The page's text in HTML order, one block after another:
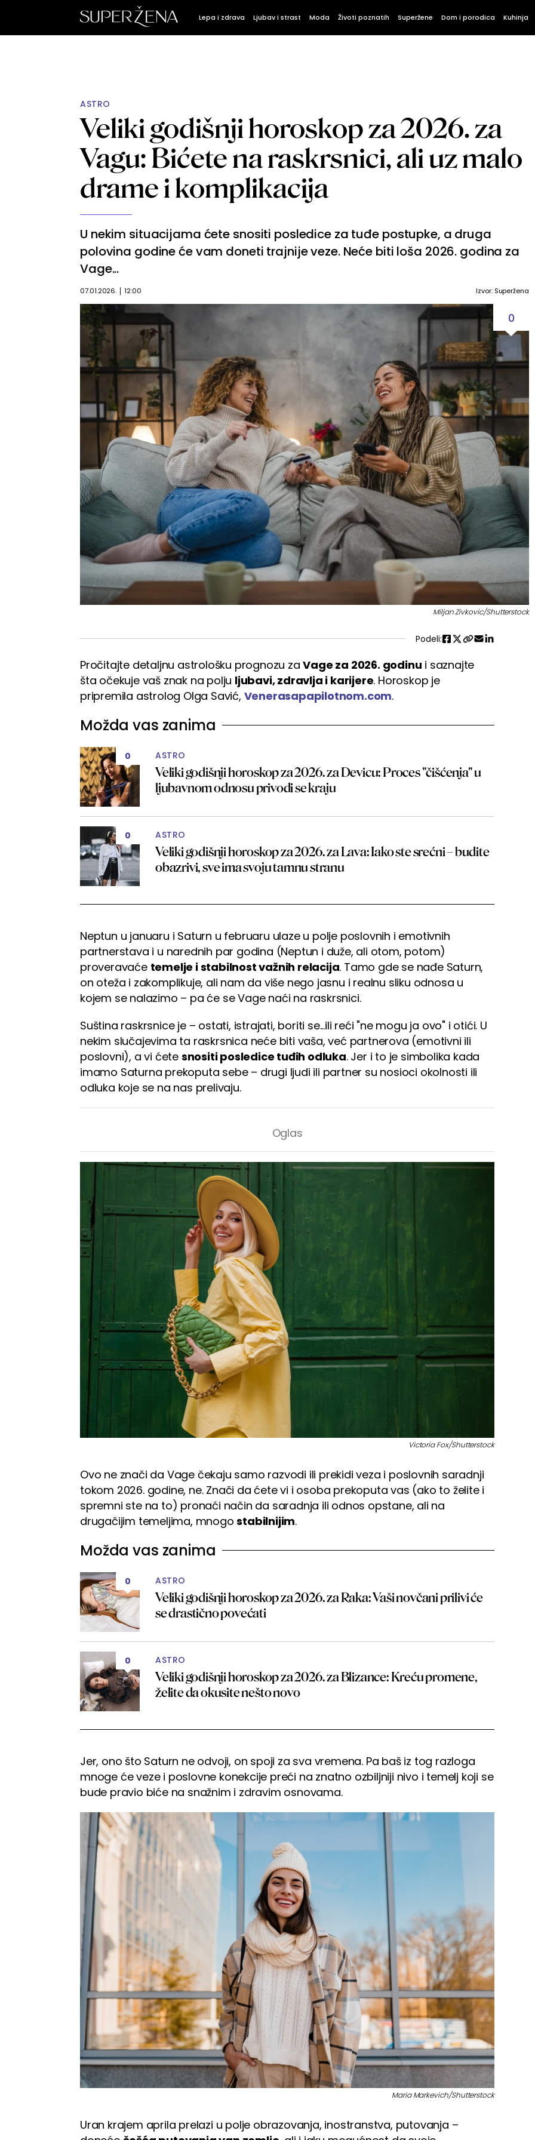
Lepa i zdrava Ljubav i strast Moda Životi poznatih Superžene Dom i porodica Kuhinja
ASTRO
Veliki godišnji horoskop za 2026. za
Vagu: Bićete na raskrsnici, ali uz malo
drame i komplikacija
U nekim situacijama ćete snositi posledice za tuđe postupke, a druga
polovina godine će vam doneti trajnije veze. Neće biti loša 2026. godina za
Vage...
07.01.2026. 12:00 Izvor: Superžena
0
Miljan Zivkovic/Shutterstock
Podeli:
Pročitajte detaljnu astrološku prognozu zaVage za 2026. godinu i saznajte
šta očekuje vaš znak na polju ljubavi, zdravlja i karijere. Horoskop je
pripremila astrolog Olga Savić, Venerasapapilotnom.com.
Možda vas zanima
0 ASTRO
Veliki godišnji horoskop za 2026. za Devicu: Proces "čišćenja" u
ljubavnom odnosu privodi se kraju
0 ASTRO
Veliki godišnji horoskop za 2026. za Lava: Iako ste srećni – budite
obazrivi, sve ima svoju tamnu stranu
Neptun u januaru i Saturn u februaru ulaze u polje poslovnih i emotivnih
partnerstava i u narednih par godina (Neptun i duže, ali otom, potom)
proveravaće temelje i stabilnost važnih relacija. Tamo gde se nađe Saturn,
on oteža i zakomplikuje, ali nam da više nego jasnu i realnu sliku odnosa u
kojem se nalazimo – pa će se Vage naći na raskrsnici.
Suština raskrsnice je – ostati, istrajati, boriti se...ili reći "ne mogu ja ovo" i otići. U
nekim slučajevima ta raskrsnica neće biti vaša, već partnerova (emotivni ili
poslovni), a vi ćete snositi posledice tuđih odluka. Jer i to je simbolika kada
imamo Saturna prekoputa sebe – drugi ljudi ili partner su nosioci okolnosti ili
odluka koje se na nas prelivaju.
Victoria Fox/Shutterstock
Ovo ne znači da Vage čekaju samo razvodi ili prekidi veza i poslovnih saradnji
tokom 2026. godine, ne. Znači da ćete vi i osoba prekoputa vas (ako to želite i
spremni ste na to) pronaći način da saradnja ili odnos opstane, ali na
drugačijim temeljima, mnogostabilnijim.
Možda vas zanima
0 ASTRO
Veliki godišnji horoskop za 2026. za Raka: Vaši novčani prilivi će
se drastično povećati
0 ASTRO
Veliki godišnji horoskop za 2026. za Blizance: Kreću promene,
želite da okusite nešto novo
Jer, ono što Saturn ne odvoji, on spoji za sva vremena. Pa baš iz tog razloga
mnoge će veze i poslovne konekcije preći na znatno ozbiljniji nivo i temelj koji se
bude pravio biće na snažnim i zdravim osnovama.
Maria Markevich/Shutterstock
Uran krajem aprila prelazi u polje obrazovanja, inostranstva, putovanja –